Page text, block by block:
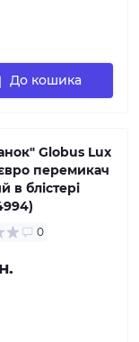
До кошика
Globus Lux
перемикач
в блістері
0